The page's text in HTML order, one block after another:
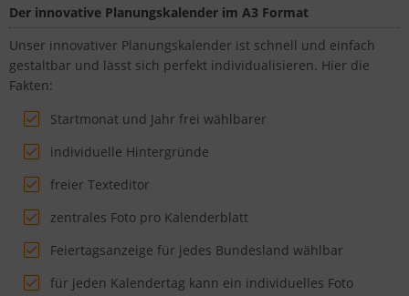
Der innovative Planungskalender im A3 Format
Unser innovativer Planungskalender ist schnell und einfach
gestaltbar und lässt sich perfekt individualisieren. Hier die
Fakten:
Startmonat und Jahr frei wählbarer
individuelle Hintergründe
freier Texteditor
zentrales Foto pro Kalenderblatt
Feiertagsanzeige für jedes Bundesland wählbar
für jeden Kalendertag kann ein individuelles Foto